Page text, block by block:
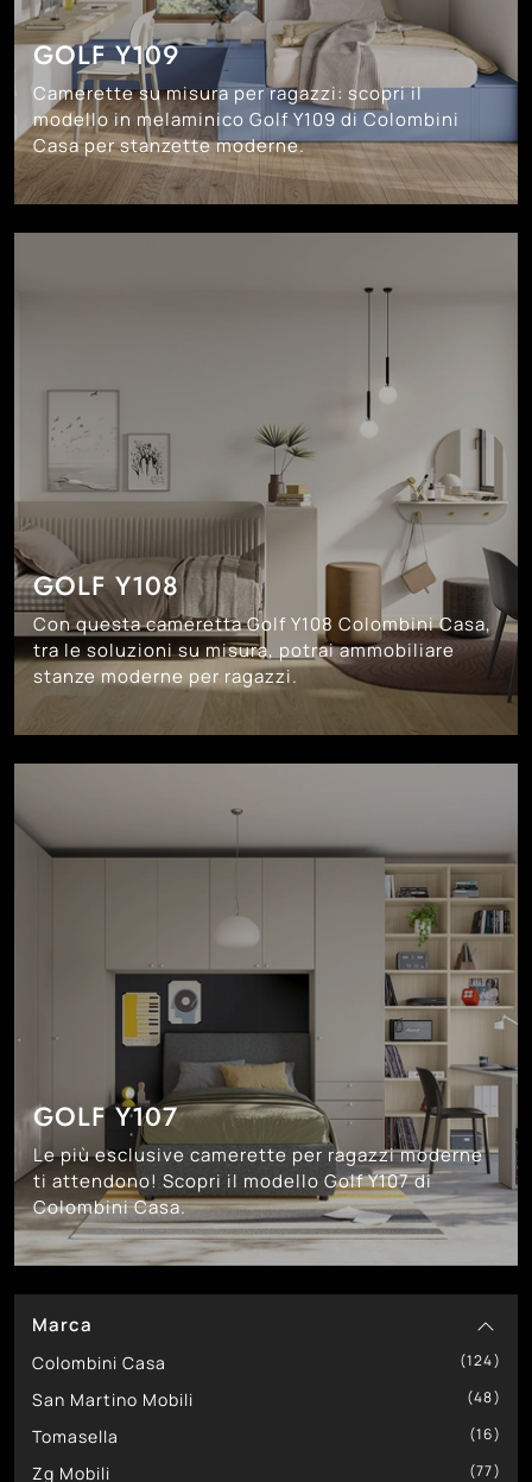
Marca
Colombini Casa 124
San Martino Mobili 48
Tomasella 16
Zg Mobili 77
GOLF Y109
Camerette su misura per ragazzi: scopri il
modello in melaminico Golf Y109 di Colombini
Casa per stanzette moderne.
GOLF Y108
Con questa cameretta Golf Y108 Colombini Casa,
tra le soluzioni su misura, potrai ammobiliare
stanze moderne per ragazzi.
GOLF Y107
Le più esclusive camerette per ragazzi moderne
ti attendono! Scopri il modello Golf Y107 di
Colombini Casa.